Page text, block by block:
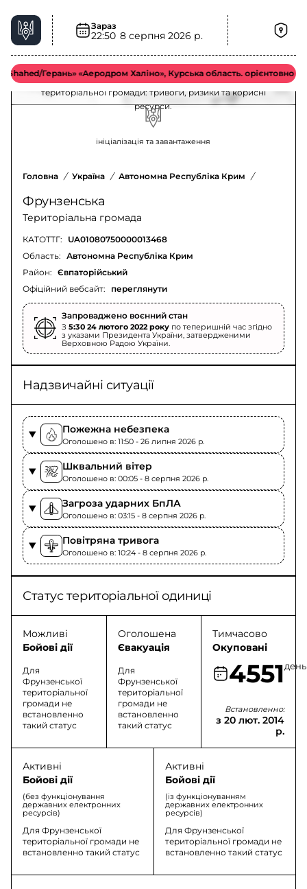
Зараз
22:50 8 серпня 2026 р.
Герань» «Аеродром Халіно», Курська область. орієнтовно у
Фрунзенська територіальна громада –
ситуація та безпека
Актуальна інформація для мешканців Фрунзенської
територіальної громади: тривоги, ризики та корисні
ресурси.
ініціалізація та завантаження
Головна / Україна / Автономна Республіка Крим /
Фрунзенська
Територіальна громада
КАТОТТГ: UA01080750000013468
Офіційний вебсайт: переглянути
Область: Автономна Республіка Крим
Район: Євпаторійський
Запроваджено воєнний стан
З 5:30 24 лютого 2022 року по теперишній час згідно
з указами Президента України, затвердженими
Верховною Радою України.
Надзвичайні ситуації
Пожежна небезпека
Оголошено в: 11:50 - 26 липня 2026 p.
Шквальний вітер
Оголошено в: 00:05 - 8 серпня 2026 p.
Загроза ударних БпЛА
Оголошено в: 03:15 - 8 серпня 2026 p.
Повітряна тривога
Оголошено в: 10:24 - 8 серпня 2026 p.
Статус територіальної одиниці
Можливі
Бойові дії
Для
Фрунзенської
територіальної
громади не
встановленно
такий статус
Оголошена
Євакуація
Для
Фрунзенської
територіальної
громади не
встановленно
такий статус
Тимчасово
Окуповані
4551день
Встановленно:
з 20 лют. 2014
р.
Активні
Бойові дії
(без функціонування
державних електронних
ресурсів)
Для Фрунзенської
територіальної громади не
встановленно такий статус
Активні
Бойові дії
(із функціонуванням
державних електронних
ресурсів)
Для Фрунзенської
територіальної громади не
встановленно такий статус